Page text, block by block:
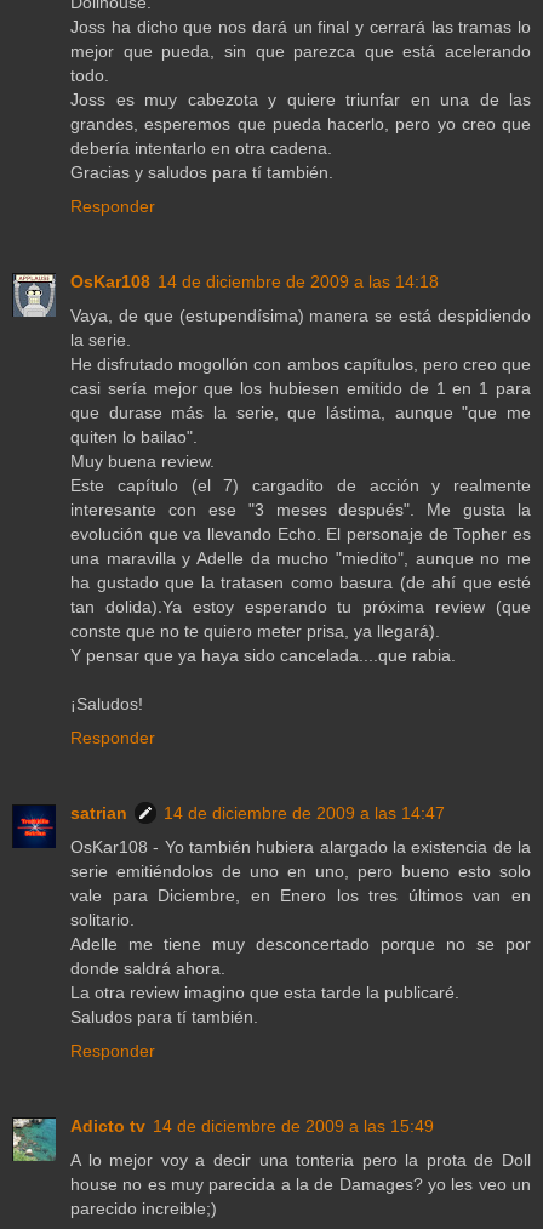
Joss ha dicho que nos dará un final y cerrará las tramas lo
mejor que pueda, sin que parezca que está acelerando
todo.
Joss es muy cabezota y quiere triunfar en una de las
grandes, esperemos que pueda hacerlo, pero yo creo que
debería intentarlo en otra cadena.
Gracias y saludos para tí también.
Responder
OsKar108 14 de diciembre de 2009 a las 14:18
Vaya, de que (estupendísima) manera se está despidiendo
la serie.
He disfrutado mogollón con ambos capítulos, pero creo que
casi sería mejor que los hubiesen emitido de 1 en 1 para
que durase más la serie, que lástima, aunque "que me
quiten lo bailao".
Muy buena review.
Este capítulo (el 7) cargadito de acción y realmente
interesante con ese "3 meses después". Me gusta la
evolución que va llevando Echo. El personaje de Topher es
una maravilla y Adelle da mucho "miedito", aunque no me
ha gustado que la tratasen como basura (de ahí que esté
tan dolida).Ya estoy esperando tu próxima review (que
conste que no te quiero meter prisa, ya llegará).
Y pensar que ya haya sido cancelada....que rabia.
¡Saludos!
Responder
satrian
14 de diciembre de 2009 a las 14:47
OsKar108 - Yo también hubiera alargado la existencia de la
serie emitiéndolos de uno en uno, pero bueno esto solo
vale para Diciembre, en Enero los tres últimos van en
solitario.
Adelle me tiene muy desconcertado porque no se por
donde saldrá ahora.
La otra review imagino que esta tarde la publicaré.
Saludos para tí también.
Responder
Adicto tv 14 de diciembre de 2009 a las 15:49
A lo mejor voy a decir una tonteria pero la prota de Doll
house no es muy parecida a la de Damages? yo les veo un
parecido increible;)